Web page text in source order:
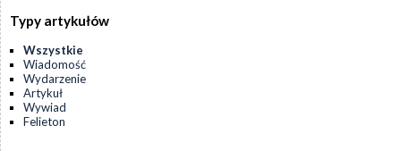
Typy artykułów
Wszystkie
Wiadomość
Wydarzenie
Artykuł
Wywiad
Felieton